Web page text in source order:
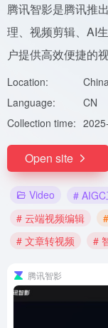
腾讯智影是腾讯推
理、视频剪辑、AI
户提供高效便捷的
Location:
Language:
CN
Collection time:
Open site
Video #
# 云端视频编辑
# 文章转视频
#
腾讯智影